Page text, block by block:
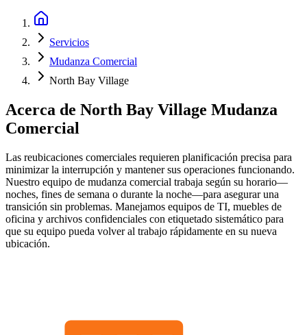
Servicios
Mudanza Comercial
North Bay Village
Acerca de North Bay Village Mudanza
Comercial
Las reubicaciones comerciales requieren planificación precisa para
minimizar la interrupción y mantener sus operaciones funcionando.
Nuestro equipo de mudanza comercial trabaja según su horario—
noches, fines de semana o durante la noche—para asegurar una
transición sin problemas. Manejamos equipos de TI, muebles de
oficina y archivos confidenciales con etiquetado sistemático para
que su equipo pueda volver al trabajo rápidamente en su nueva
ubicación.